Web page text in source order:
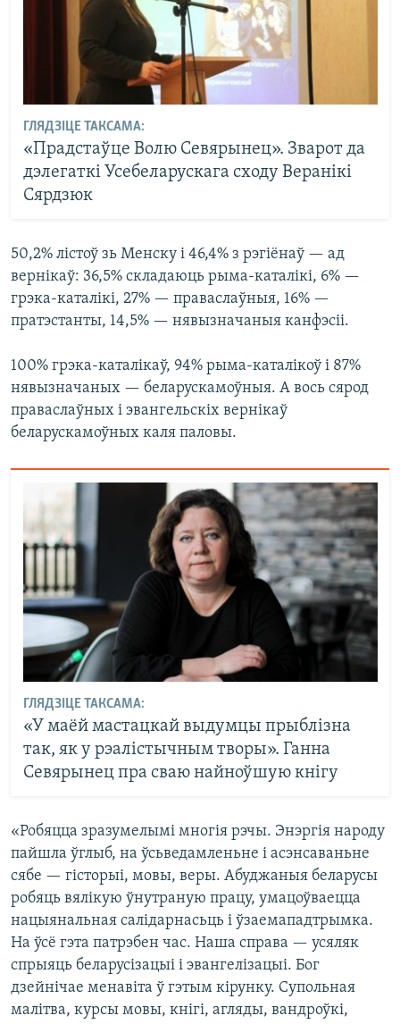
ГЛЯДЗІЦЕ ТАКСАМА:
«Прадстаўце Волю Севярынец». Зварот да
дэлегаткі Усебеларускага сходу Веранікі
Сярдзюк
50,2% лістоў зь Менску і 46,4% з рэгіёнаў — ад
вернікаў: 36,5% складаюць рыма-каталікі, 6% —
грэка-каталікі, 27% — праваслаўныя, 16% —
пратэстанты, 14,5% — нявызначаныя канфэсіі.
100% грэка-каталікаў, 94% рыма-каталікоў і 87%
нявызначаных — беларускамоўныя. А вось сярод
праваслаўных і эвангельскіх вернікаў
беларускамоўных каля паловы.
ГЛЯДЗІЦЕ ТАКСАМА:
«У маёй мастацкай выдумцы прыблізна
так, як у рэалістычным творы». Ганна
Севярынец пра сваю найноўшую кнігу
«Робяцца зразумелымі многія рэчы. Энэргія народу
пайшла ўглыб, на ўсьведамленьне і асэнсаваньне
сябе — гісторыі, мовы, веры. Абуджаныя беларусы
робяць вялікую ўнутраную працу, умацоўваецца
нацыянальная салідарнасьць і ўзаемападтрымка.
На ўсё гэта патрэбен час. Наша справа — усяляк
спрыяць беларусізацыі і эвангелізацыі. Бог
дзейнічае менавіта ў гэтым кірунку. Супольная
малітва, курсы мовы, кнігі, агляды, вандроўкі,